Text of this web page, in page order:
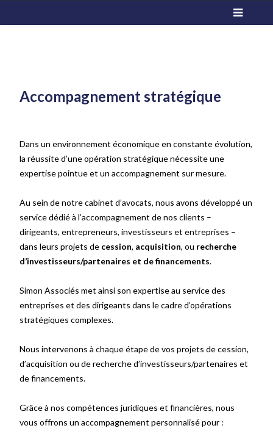
Accompagnement stratégique
Dans un environnement économique en constante évolution,
la réussite d’une opération stratégique nécessite une
expertise pointue et un accompagnement sur mesure.
Au sein de notre cabinet d’avocats, nous avons développé un
service dédié à l’accompagnement de nos clients –
dirigeants, entrepreneurs, investisseurs et entreprises –
dans leurs projets de cession, acquisition, ou recherche
d’investisseurs/partenaires et de financements.
Simon Associés met ainsi son expertise au service des
entreprises et des dirigeants dans le cadre d’opérations
stratégiques complexes.
Nous intervenons à chaque étape de vos projets de cession,
d’acquisition ou de recherche d’investisseurs/partenaires et
de financements.
Grâce à nos compétences juridiques et financières, nous
vous offrons un accompagnement personnalisé pour :